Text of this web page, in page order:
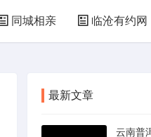
同城相亲 临沧有约网
最新文章
云南普